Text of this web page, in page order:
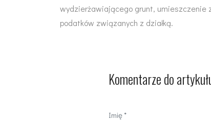
wydzierżawiającego grunt, umieszczenie
podatków związanych z działką.
Komentarze do